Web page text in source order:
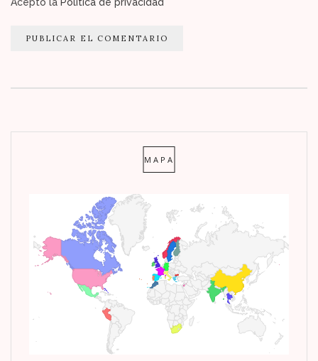
MAPA